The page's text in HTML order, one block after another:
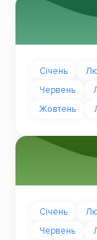
Січень
Червень
Жовтень
Січень
Червень